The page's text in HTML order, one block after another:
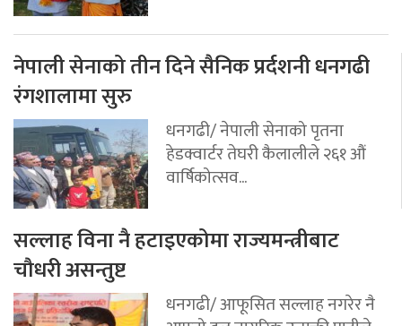
नेपाली सेनाको तीन दिने सैनिक प्रर्दशनी धनगढी
रंगशालामा सुरु
धनगढी/ नेपाली सेनाको पृतना
हेडक्वार्टर तेघरी कैलालीले २६१ औं
वार्षिकोत्सव...
सल्लाह विना नै हटाइएकोमा राज्यमन्त्रीबाट
चौधरी असन्तुष्ट
धनगढी/ आफूसित सल्लाह नगरेर नै